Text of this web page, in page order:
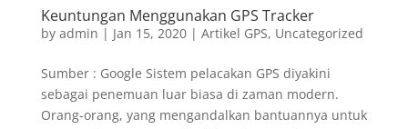
Keuntungan Menggunakan GPS Tracker
by admin | Jan 15, 2020| Artikel GPS, Uncategorized
Sumber : Google Sistem pelacakan GPS diyakini
sebagai penemuan luar biasa di zaman modern.
Orang-orang, yang mengandalkan bantuannya untuk